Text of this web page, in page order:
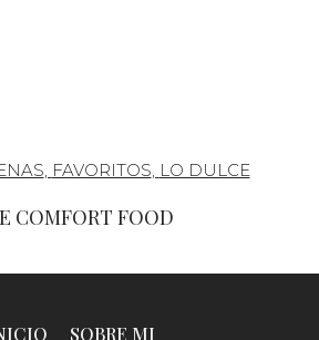
, FAVORITOS, LO DULCE
COMFORT FOOD
SOBRE MI